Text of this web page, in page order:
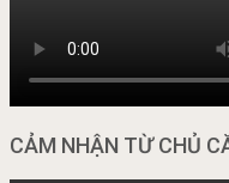
CẢM NHẬN TỪ CHỦ